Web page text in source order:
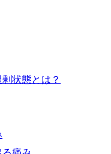
状態とは？